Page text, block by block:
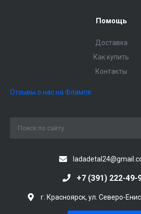
Помощь
Доставка
Как купить
Контакты
Отзывы о нас на Флампе
+7 (391) 222-49-
г. Красноярск, ул. Северо-